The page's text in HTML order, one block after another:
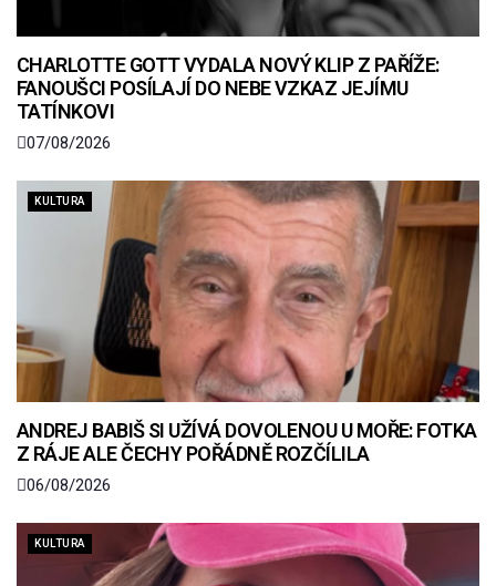
CHARLOTTE GOTT VYDALA NOVÝ KLIP Z PAŘÍŽE:
FANOUŠCI POSÍLAJÍ DO NEBE VZKAZ JEJÍMU
TATÍNKOVI
07/08/2026
KULTURA
ANDREJ BABIŠ SI UŽÍVÁ DOVOLENOU U MOŘE: FOTKA
Z RÁJE ALE ČECHY POŘÁDNĚ ROZČÍLILA
06/08/2026
KULTURA